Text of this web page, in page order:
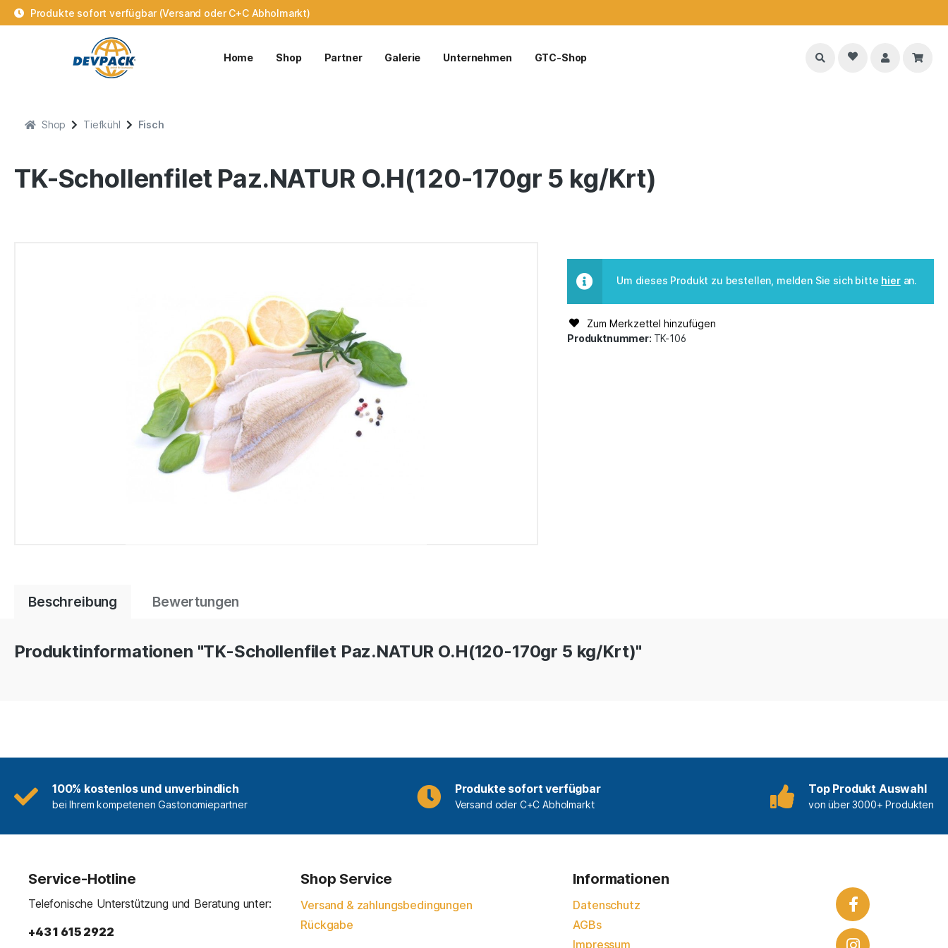
Produkte sofort verfügbar (Versand oder C+C Abholmarkt)
Home Shop Partner Galerie Unternehmen GTC-Shop
Shop Tiefkühl Fisch
TK-Schollenfilet Paz.NATUR O.H(120-170gr 5 kg/Krt)
Um dieses Produkt zu bestellen, melden Sie sich bitte hieran.
Zum Merkzettel hinzufügen
Produktnummer: TK-106
Beschreibung Bewertungen
Produktinformationen "TK-Schollenfilet Paz.NATUR O.H(120-170gr 5 kg/Krt)"
100% kostenlos und unverbindlich
bei Ihrem kompetenen Gastonomiepartner
Produkte sofort verfügbar
Versand oder C+C Abholmarkt
Top Produkt Auswahl
von über 3000+ Produkten
Service-Hotline
Telefonische Unterstützung und Beratung unter:
+43 1 615 2922
Shop Service
Versand & zahlungsbedingungen
Rückgabe
Informationen
Datenschutz
AGBs
Impressum